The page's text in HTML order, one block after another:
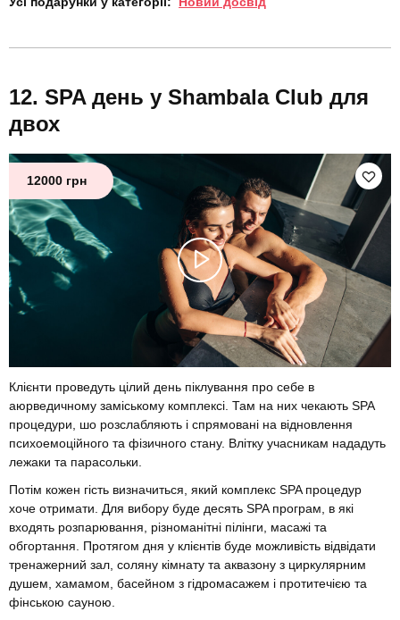
SPA день у Shambala Club для
двох
12000 грн
Клієнти проведуть цілий день піклування про себе в
аюрведичному заміському комплексі. Там на них чекають SPA
процедури, шо розслабляють і спрямовані на відновлення
психоемоційного та фізичного стану. Влітку учасникам нададуть
лежаки та парасольки.
Потім кожен гість визначиться, який комплекс SPA процедур
хоче отримати. Для вибору буде десять SPA програм, в які
входять розпарювання, різноманітні пілінги, масажі та
обгортання. Протягом дня у клієнтів буде можливість відвідати
тренажерний зал, соляну кімнату та аквазону з циркулярним
душем, хамамом, басейном з гідромасажем і протитечією та
фінською сауною.